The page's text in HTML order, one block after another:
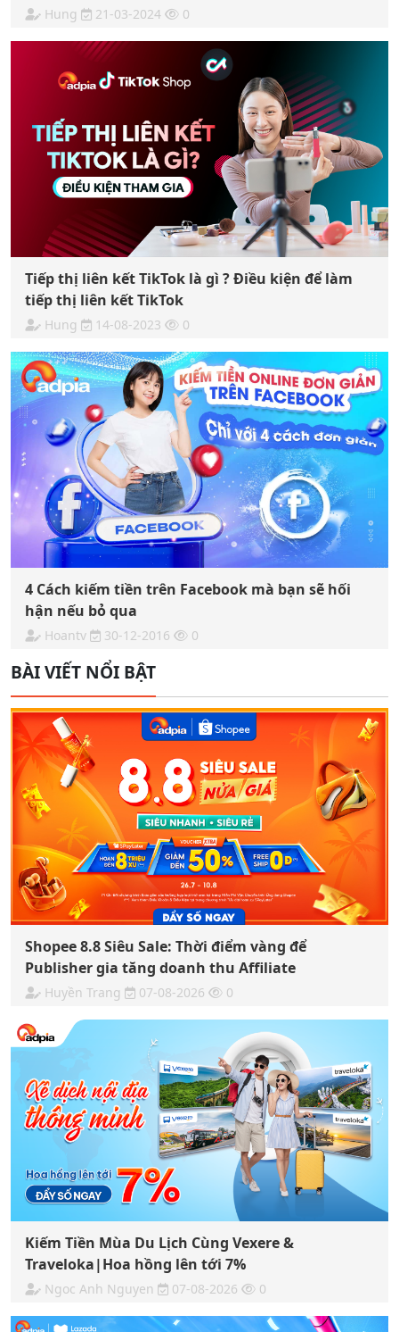
Hung 21-03-2024 0
Tiếp thị liên kết TikTok là gì ? Điều kiện để làm
tiếp thị liên kết TikTok
Hung 14-08-2023 0
4 Cách kiếm tiền trên Facebook mà bạn sẽ hối
hận nếu bỏ qua
Hoantv 30-12-2016 0
BÀI VIẾT NỔI BẬT
Shopee 8.8 Siêu Sale: Thời điểm vàng để
Publisher gia tăng doanh thu Affiliate
Huyền Trang 07-08-2026 0
Kiếm Tiền Mùa Du Lịch Cùng Vexere &
Traveloka|Hoa hồng lên tới 7%
Ngoc Anh Nguyen 07-08-2026 0